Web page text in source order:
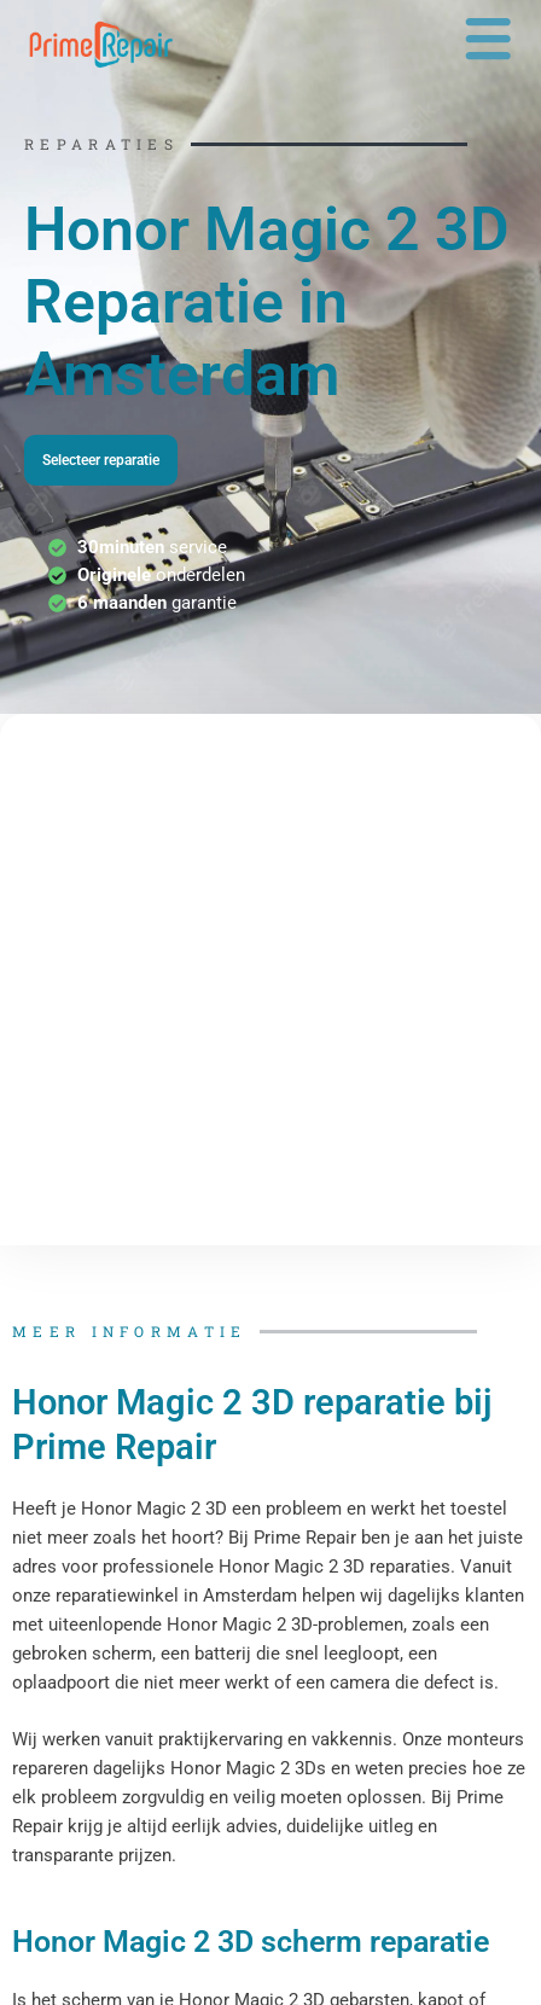
naar
REPARATIES
Honor Magic 2 3D
Reparatie in
Amsterdam
Selecteer reparatie
30minutenservice
Origineleonderdelen
6 maandengarantie
MEER INFORMATIE
Honor Magic 2 3D reparatie bij
Prime Repair
Heeft je Honor Magic 2 3D een probleem en werkt het toestel
niet meer zoals het hoort? Bij Prime Repair ben je aan het juiste
adres voor professionele Honor Magic 2 3D reparaties. Vanuit
onze reparatiewinkel in Amsterdam helpen wij dagelijks klanten
met uiteenlopende Honor Magic 2 3D-problemen, zoals een
gebroken scherm, een batterij die snel leegloopt, een
oplaadpoort die niet meer werkt of een camera die defect is.
Wij werken vanuit praktijkervaring en vakkennis. Onze monteurs
repareren dagelijks Honor Magic 2 3Ds en weten precies hoe ze
elk probleem zorgvuldig en veilig moeten oplossen. Bij Prime
Repair krijg je altijd eerlijk advies, duidelijke uitleg en
transparante prijzen.
Honor Magic 2 3D scherm reparatie
Is het scherm van je Honor Magic 2 3D gebarsten, kapot of